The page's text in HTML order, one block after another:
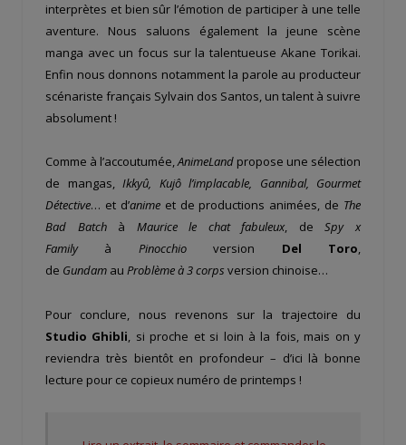
interprètes et bien sûr l’émotion de participer à une telle
aventure. Nous saluons également la jeune scène
manga avec un focus sur la talentueuse Akane Torikai.
Enfin nous donnons notamment la parole au producteur
scénariste français Sylvain dos Santos, un talent à suivre
absolument !
Comme à l’accoutumée,AnimeLand propose une sélection
de mangas, Ikkyû, Kujôl’implacable, Gannibal, Gourmet
Détective… et d’animeet de productions animées, de The
Bad Batchà Maurice le chat fabuleux, deSpyx
Familyà Pinocchioversion Del Toro,
de Gundam au Problème à 3 corps version chinoise…
Pour conclure, nous revenons sur la trajectoire du
Studio Ghibli, si proche et si loin à la fois, mais on y
reviendra très bientôt en profondeur – d’ici là bonne
lecture pour ce copieux numéro de printemps !